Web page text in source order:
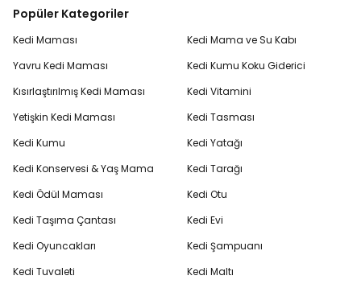
Popüler Kategoriler
Kedi Maması
Yavru Kedi Maması
Kısırlaştırılmış Kedi Maması
Yetişkin Kedi Maması
Kedi Kumu
Kedi Konservesi & Yaş Mama
Kedi Ödül Maması
Kedi Taşıma Çantası
Kedi Oyuncakları
Kedi Tuvaleti
Kedi Mama ve Su Kabı
Kedi Kumu Koku Giderici
Kedi Vitamini
Kedi Tasması
Kedi Yatağı
Kedi Tarağı
Kedi Otu
Kedi Evi
Kedi Şampuanı
Kedi Maltı